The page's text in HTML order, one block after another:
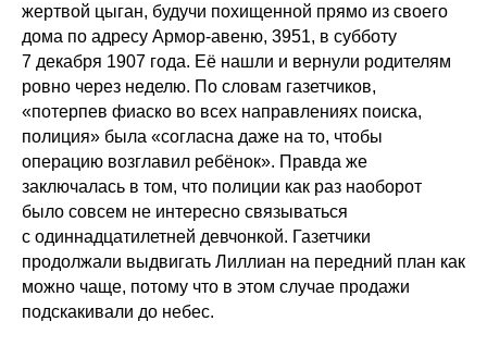
жертвой цыган, будучи похищенной прямо из своего
дома по адресу Армор-авеню, 3951, в субботу
7 декабря 1907 года. Её нашли и вернули родителям
ровно через неделю. По словам газетчиков,
«потерпев фиаско во всех направлениях поиска,
полиция» была «согласна даже на то, чтобы
операцию возглавил ребёнок». Правда же
заключалась в том, что полиции как раз наоборот
было совсем не интересно связываться
с одиннадцатилетней девчонкой. Газетчики
продолжали выдвигать Лиллиан на передний план как
можно чаще, потому что в этом случае продажи
подскакивали до небес.